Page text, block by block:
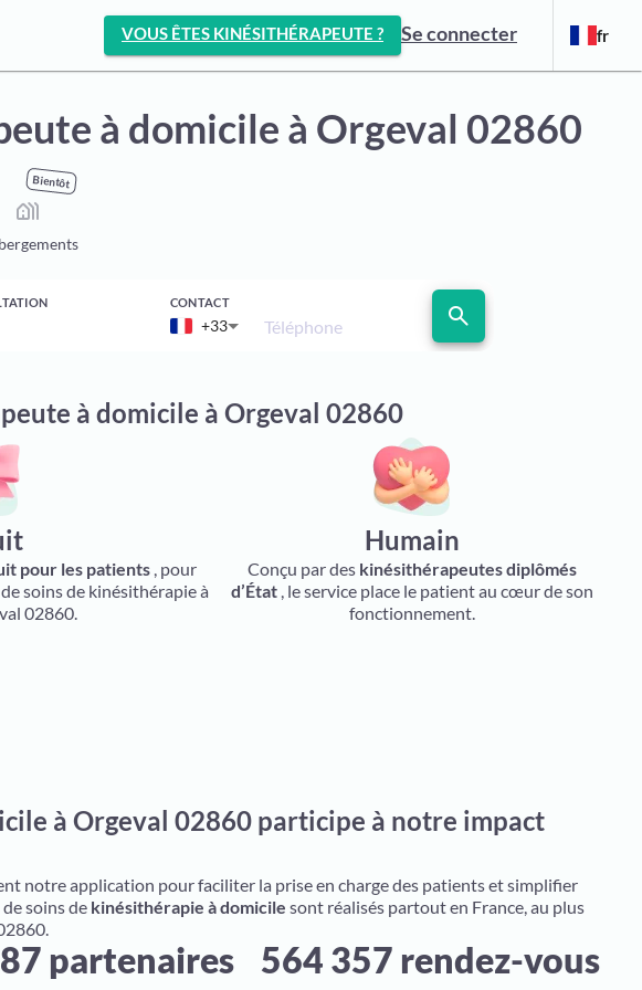
VOUS ÊTES KINÉSITHÉRAPEUTE ? Se connecter fr
à domicile à Orgeval 02860
Bientôt
holiday_village
CONTACT
+33 Téléphone search
à domicile à Orgeval 02860
pour les patients, pour
soins de kinésithérapie à
02860.
Humain
Conçu par des kinésithérapeutes diplômés
d’État, le service place le patient au cœur de son
fonctionnement.
à Orgeval 02860 participe à notre impact
notre application pour faciliter la prise en charge des patients et simplifier
soins de kinésithérapie à domicile sont réalisés partout en France, au plus
partenaires 564 357 rendez-vous